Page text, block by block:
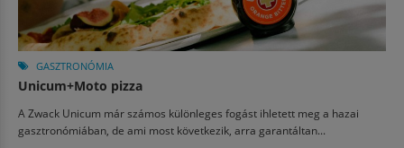
GASZTRONÓMIA
Unicum+Moto pizza
A Zwack Unicum már számos különleges fogást ihletett meg a hazai
gasztronómiában, de ami most következik, arra garantáltan...